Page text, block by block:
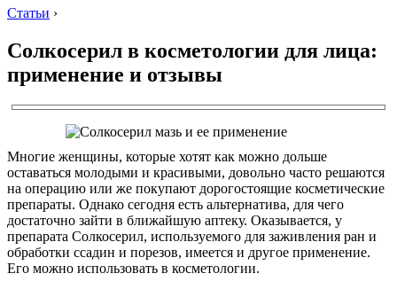
Статьи ›
Cолкосерил в косметологии для лица:
применение и отзывы
Многие женщины, которые хотят как можно дольше
оставаться молодыми и красивыми, довольно часто решаются
на операцию или же покупают дорогостоящие косметические
препараты. Однако сегодня есть альтернатива, для чего
достаточно зайти в ближайшую аптеку. Оказывается, у
препарата Солкосерил, используемого для заживления ран и
обработки ссадин и порезов, имеется и другое применение.
Его можно использовать в косметологии.